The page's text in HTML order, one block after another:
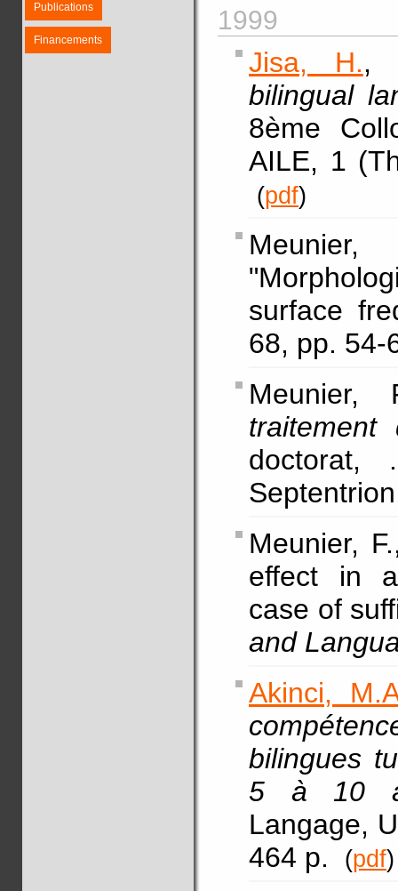
Publications
Financements
1999
Jisa, H.,
bilingual
8ème
AILE, 1
(pdf)
surface
68, pp.
doctorat,
Meunier,
effect in
case of
and
Akinci,
bilingues
5 à 10
Langage,
464 p.
(pdf)